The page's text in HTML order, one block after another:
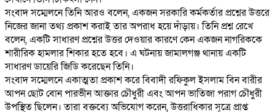
‎সংবাদ সম্মেলনে তিনি আরও বলেন, একজন সরকারি কর্মকর্তার প্রশ্নের উত্তরে
নিজের জানা তথ্য প্রকাশ করাই তার অপরাধ হয়ে দাঁড়ায়। তিনি প্রশ্ন রেখে
বলেন, একটি সাধারণ প্রশ্নের উত্তর দেওয়ার কারণে কেন একজন নাগরিককে
শারীরিক হামলার শিকার হতে হবে। এ ঘটনায় জামালগঞ্জ থানায় একটি
সাধারণ ডায়েরি জিডি করেছেন তিনি।
‎সংবাদ সম্মেলনে একাত্মতা প্রকাশ করে বিবাদী রফিকুল ইসলাম বিন বারীর
আপন ছোট বোন পারভীন আক্তার চৌধুরী এবং আপন ভাতিজা পরাগ চৌধুরী
উপস্থিত ছিলেন। তারা বক্তব্যে অভিযোগ করেন, উত্তরাধিকার সূত্রে প্রাপ্ত